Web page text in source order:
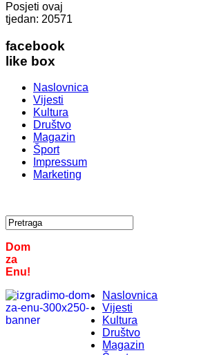
Posjeti ovaj
tjedan: 20571
facebook
like box
Naslovnica
Vijesti
Kultura
Društvo
Magazin
Šport
Impressum
Marketing
Dom
za
Enu!
Naslovnica
Vijesti
Kultura
Društvo
Magazin